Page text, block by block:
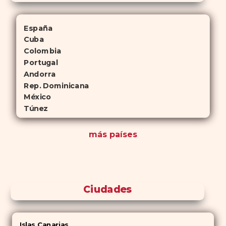
España
Cuba
Colombia
Portugal
Andorra
Rep. Dominicana
México
Túnez
más países
Ciudades